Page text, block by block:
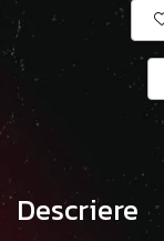
Descriere